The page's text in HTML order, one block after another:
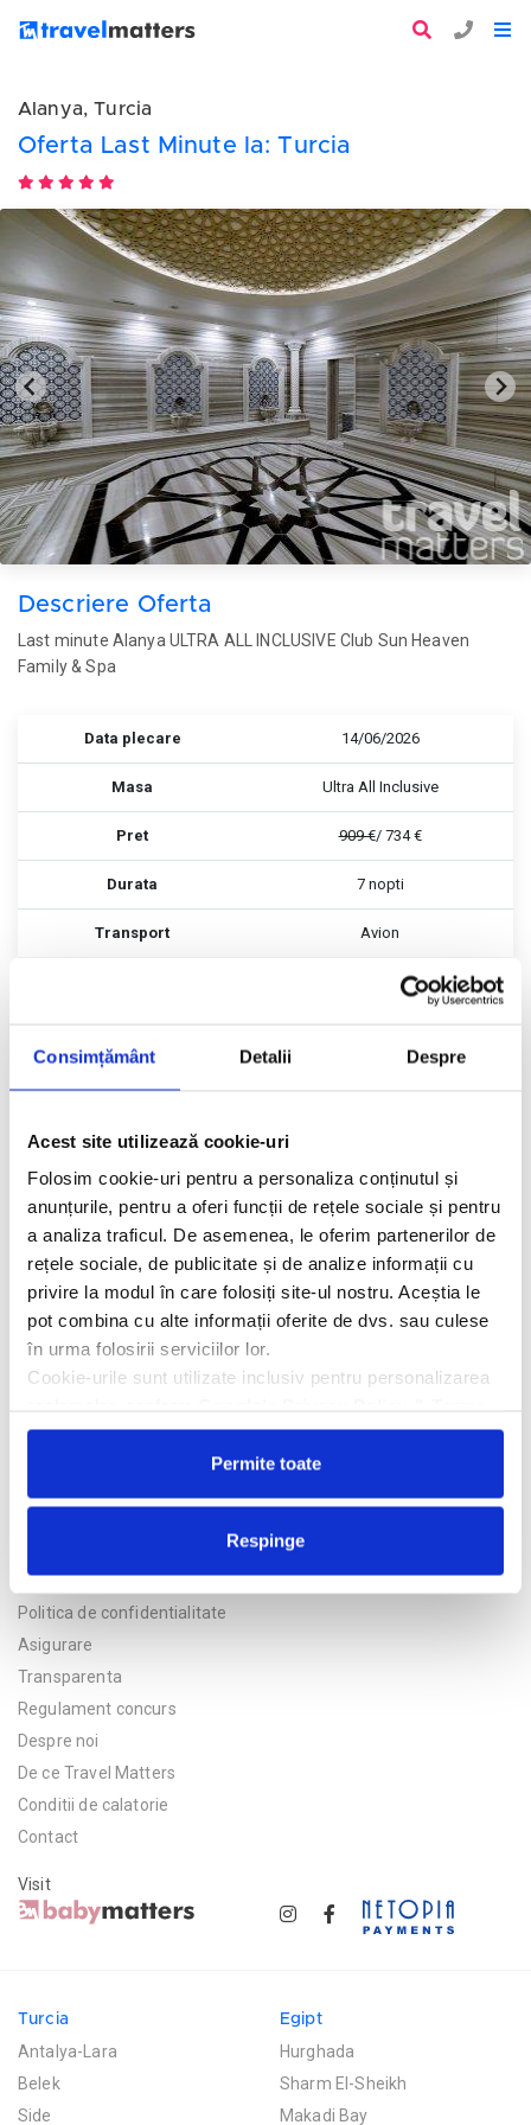
Consimțământ Detalii Despre
Acest site utilizează cookie-uri
Folosim cookie-uri pentru a personaliza conținutul și
anunțurile, pentru a oferi funcții de rețele sociale și pentru
a analiza traficul. De asemenea, le oferim partenerilor de
rețele sociale, de publicitate și de analize informații cu
privire la modul în care folosiți site-ul nostru. Aceștia le
pot combina cu alte informații oferite de dvs. sau culese
în urma folosirii serviciilor lor.
Cookie-urile sunt utilizate inclusiv pentru personalizarea
Permite toate
Respinge
Alanya, Turcia
Oferta Last Minute la: Turcia
Descriere Oferta
Last minute Alanya ULTRA ALL INCLUSIVE Club Sun Heaven
Family & Spa
Data plecare 14/06/2026
Masa Ultra All Inclusive
Pret 909 €/ 734 €
Durata 7 nopti
Transport Avion
Hotelul Club Sun Heaven Family & Spa 5*
adultilor (+ 18 ani), se afla la 25 de minute de mers pe jos de
Piata Turnului cu ceas din Konakli, la 31 de minute de mers pe
jos de Fortareata Sarapsa Hani, la 4,3 km de Sealanya si la 13
Facilitati hotel
Camere hotel
Politica de confidentialitate
Asigurare
Transparenta
Regulament concurs
Despre noi
De ce Travel Matters
Conditii de calatorie
Contact
Visit
Turcia
Antalya-Lara
Belek
Side
Egipt
Hurghada
Sharm El-Sheikh
Makadi Bay